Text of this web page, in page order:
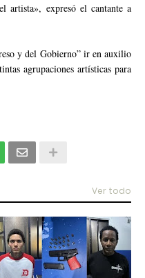
artista», expresó el cantante a
y del Gobierno” ir en auxilio
agrupaciones artísticas para
Ver todo